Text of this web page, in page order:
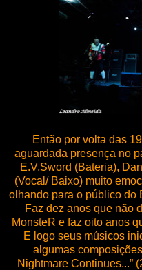
Então por volta das
aguardada presença no
E.V.Sword (Bateria),
(Vocal/ Baixo) muito
olhando para o público do
Faz dez anos que não
MonsteR e faz oito anos
E logo seus músicos
algumas
Nightmare Continues...”